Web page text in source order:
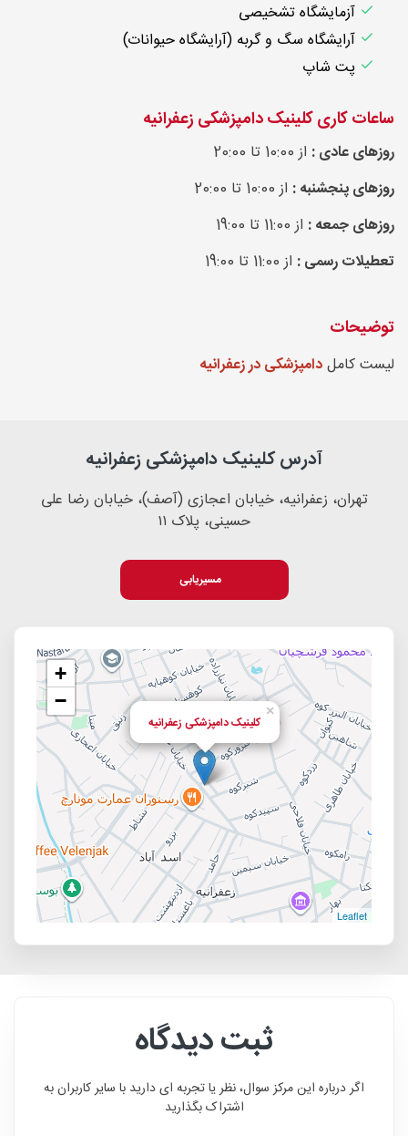
آزمایشگاه تشخیصی
آرایشگاه سگ و گربه (آرایشگاه حیوانات)
پت شاپ
ساعات کاری کلینیک دامپزشکی زعفرانیه
روزهای عادی : از 10:00 تا 20:00
روزهای پنجشنبه : از 10:00 تا 20:00
روزهای جمعه : از 11:00 تا 19:00
تعطیلات رسمی : از 11:00 تا 19:00
توضیحات
لیست کاملدامپزشکی در زعفرانیه
آدرس کلینیک دامپزشکی زعفرانیه
تهران، زعفرانیه، خیابان اعجازی (آصف)، خیابان رضا علی
حسینی، پلاک ۱۱
مسیریابی
کلینیک دامپزشکی زعفرانیه
×
+
−
Leaflet
ثبت دیدگاه
اگر درباره این مرکز سوال، نظر یا تجربه ای دارید با سایر کاربران به
اشتراک بگذارید